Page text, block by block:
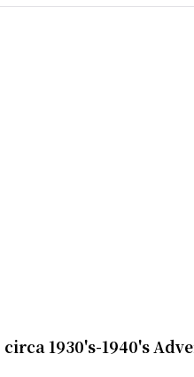
circa 1930's-1940's